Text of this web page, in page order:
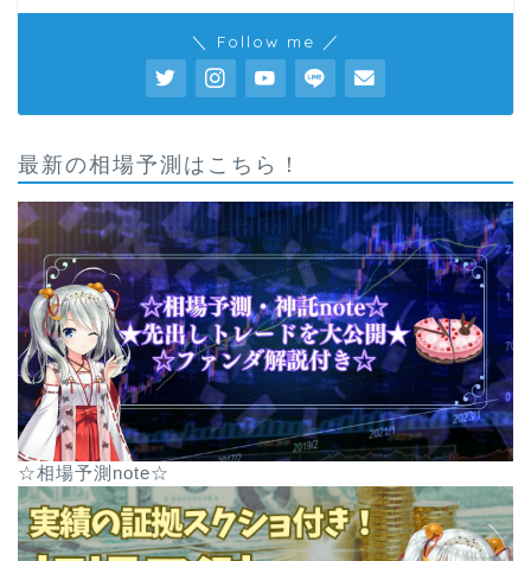
＼ Follow me ／
最新の相場予測はこちら！
☆相場予測note☆